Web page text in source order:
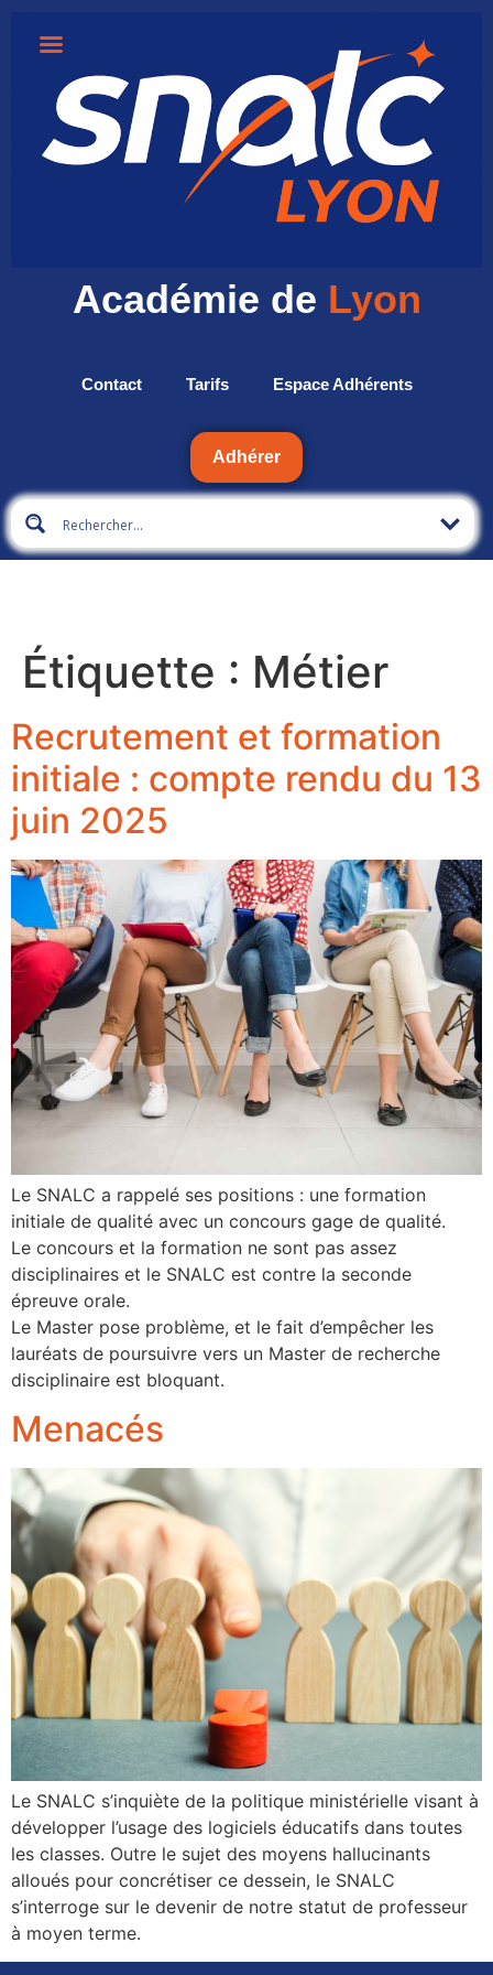
Académie de Lyon
Contact Tarifs Espace Adhérents
Adhérer
Étiquette : Métier
Recrutement et formation
initiale : compte rendu du 13
juin 2025
Le SNALC a rappelé ses positions : une formation
initiale de qualité avec un concours gage de qualité.
Le concours et la formation ne sont pas assez
disciplinaires et le SNALC est contre la seconde
épreuve orale.
Le Master pose problème, et le fait d’empêcher les
lauréats de poursuivre vers un Master de recherche
disciplinaire est bloquant.
Menacés
Le SNALC s’inquiète de la politique ministérielle visant à
développer l’usage des logiciels éducatifs dans toutes
les classes. Outre le sujet des moyens hallucinants
alloués pour concrétiser ce dessein, le SNALC
s’interroge sur le devenir de notre statut de professeur
à moyen terme.